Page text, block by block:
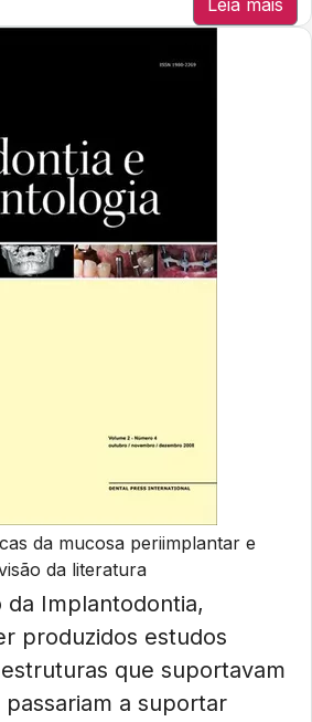
Leia mais
da mucosa periimplantar e
da literatura
da Implantodontia,
produzidos estudos
que suportavam
a suportar